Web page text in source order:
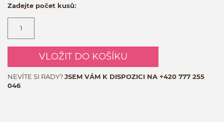
Zadejte počet kusů:
VLOŽIT DO KOŠÍKU
NEVÍTE SI RADY?JSEM VÁM K DISPOZICI NA +420 777 255
046